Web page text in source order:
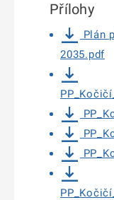
Přílohy
Plán
2035.pdf